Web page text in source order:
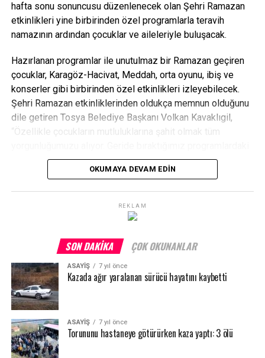
hafta sonu sonuncusu düzenlenecek olan Şehri Ramazan
etkinlikleri yine birbirinden özel programlarla teravih
namazının ardından çocuklar ve aileleriyle buluşacak.
Hazırlanan programlar ile unutulmaz bir Ramazan geçiren
çocuklar, Karagöz-Hacivat, Meddah, orta oyunu, ibiş ve
konserler gibi birbirinden özel etkinlikleri izleyebilecek.
Şehri Ramazan etkinliklerinden oldukça memnun olduğunu
dile getiren Tosya Belediye Başkanı Volkan Kavaklıgil,
“Özellikle çocukların mutluluklarına şahit olmak tüm
yoğunluk ve canlılık görülmeye değerdi. Bu haftasonu
etkinliklerimizi nihayete erdireceğiz. Birlik ve beraberlik
içerisinde bizlerle birlikte bu organizasyona katılan
hemşerilerimize ve emeği geçen tüm arkadaşlarımıza
teşekkür ediyorum” diye konuştu.
OKUMAYA DEVAM EDIN
REKLAM
SON DAKIKA ÇOK OKUNANLAR
ASAYİŞ 7 yıl önce
Kazada ağır yaralanan sürücü hayatını kaybetti
ASAYİŞ 7 yıl önce
Torununu hastaneye götürürken kaza yaptı: 3 ölü